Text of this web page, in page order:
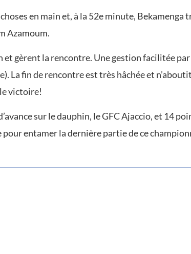
en main et, à la 52e minute, Bekamenga
Azamoum.
et gèrent la rencontre. Une gestion facilitée par
La fin de rencontre est très hâchée et
victoire!
sur le dauphin, le GFC Ajaccio, et 14
entamer la dernière partie de ce